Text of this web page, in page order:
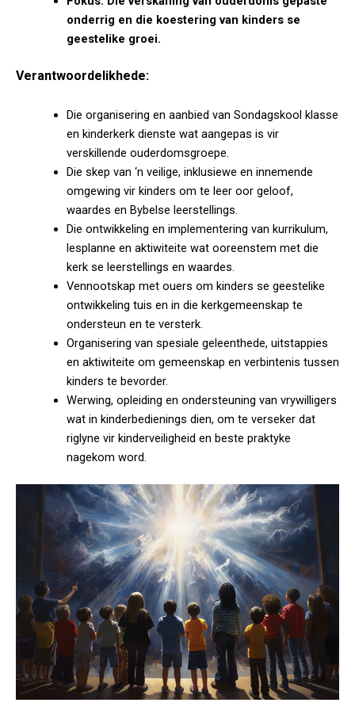
onderrig en die koestering van kinders se
geestelike groei.
Verantwoordelikhede:
Die organisering en aanbied van Sondagskool klasse
en kinderkerk dienste wat aangepas is vir
verskillende ouderdomsgroepe.
Die skep van ‘n veilige, inklusiewe en innemende
omgewing vir kinders om te leer oor geloof,
waardes en Bybelse leerstellings.
Die ontwikkeling en implementering van kurrikulum,
lesplanne en aktiwiteite wat ooreenstem met die
kerk se leerstellings en waardes.
Vennootskap met ouers om kinders se geestelike
ontwikkeling tuis en in die kerkgemeenskap te
ondersteun en te versterk.
Organisering van spesiale geleenthede, uitstappies
en aktiwiteite om gemeenskap en verbintenis tussen
kinders te bevorder.
Werwing, opleiding en ondersteuning van vrywilligers
wat in kinderbedienings dien, om te verseker dat
riglyne vir kinderveiligheid en beste praktyke
nagekom word.